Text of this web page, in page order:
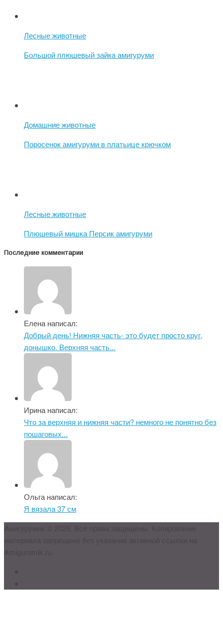
Лесные животные
Большой плюшевый зайка амигуруми
Домашние животные
Поросенок амигуруми в платьице крючком
Лесные животные
Плюшевый мишка Персик амигуруми
Последние комментарии
Елена написал:
Добрый день! Нижняя часть- это будет просто круг,
донышко. Верхняя часть...
Ирина написал:
Что за верхняя и нижняя части? немного не понятно без
пошаговых...
Ольга написал:
Я вязала 37 см
Амигурумик © 2026. Все права защищены. Копирование
материала запрещено без указания активной ссылки на
Amigurumik.ru